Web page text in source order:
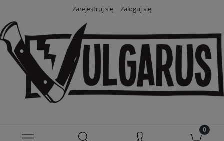
Zarejestruj się Zaloguj się